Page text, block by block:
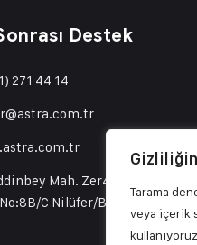
Tarama
veya içerik
Destek
271 44 14
Mah. Zer4 Plaza, 630.
C Nilüfer/BURSA